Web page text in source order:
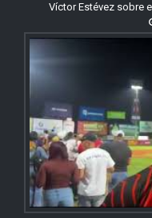
Víctor Estévez sobre